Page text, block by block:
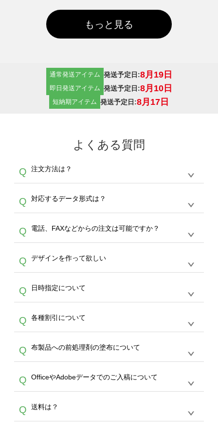
もっと見る
通常発送アイテム 発送予定日:8月19日
即日発送アイテム 発送予定日:8月10日
短納期アイテム 発送予定日:8月17日
よくある質問
Q 注文方法は？
A
生産にて承っております。デザインツールから
デザインの作成から決済まで完了できます。
30枚以上やシルク印刷など、大口注文の場合
は、サポートが担当するエコバッグコンシェル
やタンブラーコンシェルをご利用ください。製
作する数量が多ければ多いほど、オンデマンド
サービスよりも低価格で製作することが可能で
す。
Q 対応するデータ形式は？
A
ドできるデータ形式は、JPG / PNG / AI / PSD /
PDF 形式になります。データの最大サイズ
写真などもアップロード可能です。使用できな
い画像はエラーになります。（※ Illustratorか
らの直接入稿には対応していません。AIで保存
し、デザインツールからアップロードして下さ
い）
Q 電話、FAXなどからの注文は可能ですか？
A
文のみ受け付けております。30個以上のご製
作をお考えの方は、サポートが担当するエコバ
スをご利用頂ければ、電話やFAX、メールなど
でご注文が可能です。
Q デザインを作って欲しい
A
を作って欲しい。などの場合は、製作数量が
30個以上であれば、サポート担当が、デザイ
バッグコンシェル
サー
ビスをご利用ください。(※ 30個以下の場合
は、デザインツールをご利用ください)
Q 日時指定について
A
ん。発送後18時以降に配送業者・伝票番号を
メールでお知らせいたしますので、直接配送業
者にご連絡いただき調整をお願い致します。
Q 各種割引について
A
カート内で自動的に割引(最大50%)が適用され
ます。 【付与ポイント】購入金額の1％が1ポ
イントとして付与され、次回ご注文時に1ポイ
ント＝1円としてお使いいただけます。ポイン
トは発送完了の翌日に付与され、次回ご注文時
からご利用頂けます。ポイントの有効期限は一
年間です。【会員ランク】過去10カ月のご注
文回数により会員ランク割引(最大5%)が適用
Q 布製品への前処理剤の塗布について
A
意点（前処理剤）】カラー生地（Tシャツのホ
ワイト、トートバッグのナチュラル、ホワイト
といって、プリントを定着させるための処理剤
を塗布しており、短納期・低価格で商品をお届
Q OfficeやAdobeデータでのご入稿について
A
ません。いずれのデータも該当デザインのみ画
像(JPEG,PNG,GIF,PDF)に変換、またはAdobe
Q 送料は？